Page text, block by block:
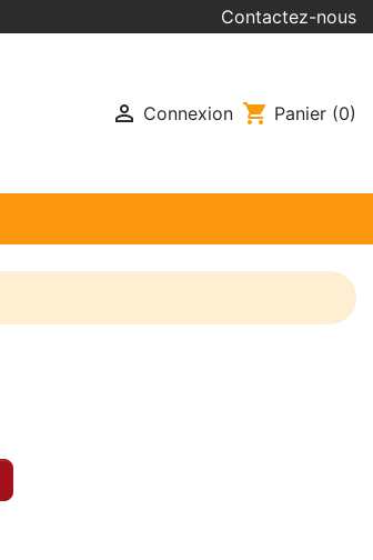
Contactez-nous
 Connexion shopping_cart Panier (0)